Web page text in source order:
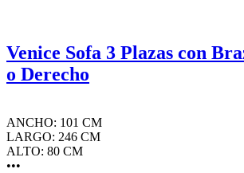
Venice Sofa 3 Plazas con
o Derecho
ANCHO: 101 CM
LARGO: 246 CM
ALTO: 80 CM
•••